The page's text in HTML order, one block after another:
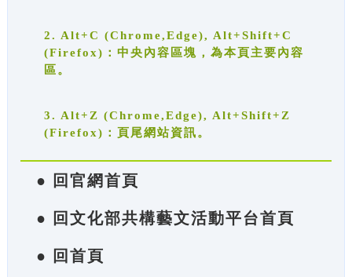
2. Alt+C (Chrome,Edge), Alt+Shift+C
(Firefox)：中央內容區塊，為本頁主要內容
區。
3. Alt+Z (Chrome,Edge), Alt+Shift+Z
(Firefox)：頁尾網站資訊。
● 回官網首頁
● 回文化部共構藝文活動平台首頁
● 回首頁